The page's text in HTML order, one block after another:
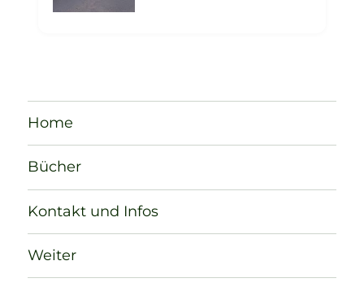
Home
Bücher
Kontakt und Infos
Weiter